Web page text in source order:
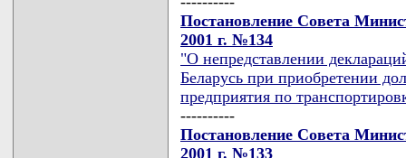
Постановление Совета
2001 г. №134
"О непредставлении
Беларусь при приобретении
предприятия по
----------
Постановление Совета
2001 г. №133